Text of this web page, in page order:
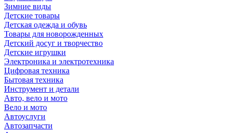
Зимние виды
Детские товары
Детская одежда и обувь
Товары для новорожденных
Детский досуг и творчество
Детские игрушки
Электроника и электротехника
Цифровая техника
Бытовая техника
Инструмент и детали
Авто, вело и мото
Вело и мото
Автоуслуги
Автозапчасти